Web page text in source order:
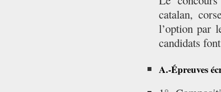
catalan,
l’option par
candidats
A.-Épreuves